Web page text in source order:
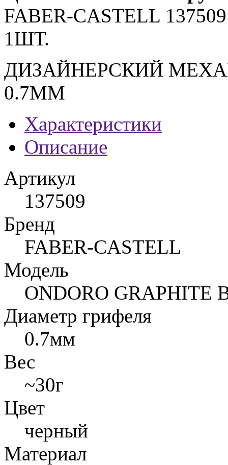
FABER-CASTELL
1ШТ.
ДИЗАЙНЕРСКИЙ
0.7ММ
Характеристики
Описание
Артикул
137509
Бренд
FABER-CASTELL
Модель
ONDORO GRAPHITE
Диаметр грифеля
0.7мм
Вес
~30г
Цвет
черный
Материал